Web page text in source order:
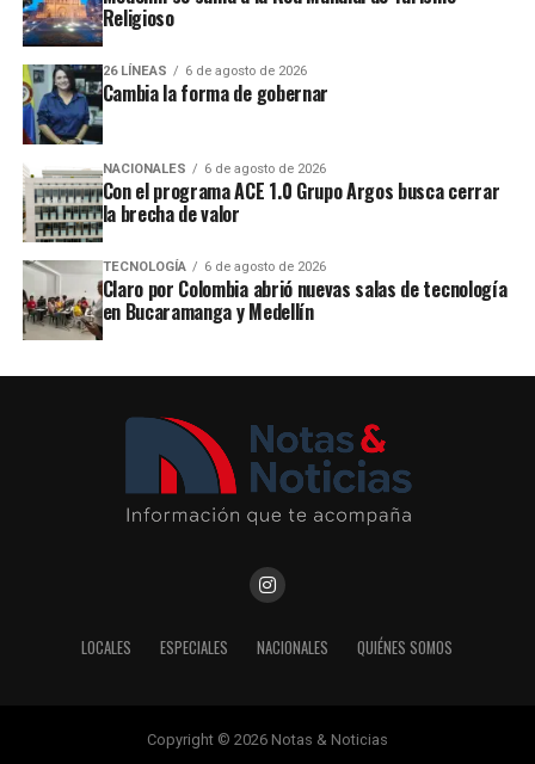
Religioso
26 LÍNEAS 6 de agosto de 2026
Cambia la forma de gobernar
NACIONALES 6 de agosto de 2026
Con el programa ACE 1.0 Grupo Argos busca cerrar
la brecha de valor
TECNOLOGÍA 6 de agosto de 2026
Claro por Colombia abrió nuevas salas de tecnología
en Bucaramanga y Medellín
LOCALES ESPECIALES NACIONALES QUIÉNES SOMOS
Copyright © 2026 Notas & Noticias